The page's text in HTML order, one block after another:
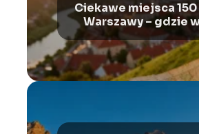
Ciekawe miejsca 150
Warszawy – gdzie
pojechać?